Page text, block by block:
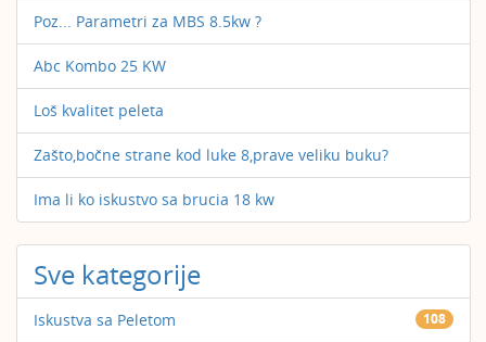
Poz... Parametri za MBS 8.5kw ?
Abc Kombo 25 KW
Loš kvalitet peleta
Zašto,bočne strane kod luke 8,prave veliku buku?
Ima li ko iskustvo sa brucia 18 kw
Sve kategorije
Iskustva sa Peletom 108